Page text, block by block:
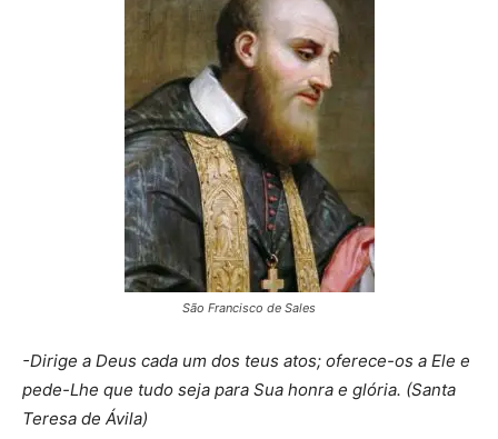
São Francisco de Sales
-Dirige a Deus cada um dos teus atos; oferece-os a Ele e
pede-Lhe que tudo seja para Sua honra e glória. (Santa
Teresa de Ávila)